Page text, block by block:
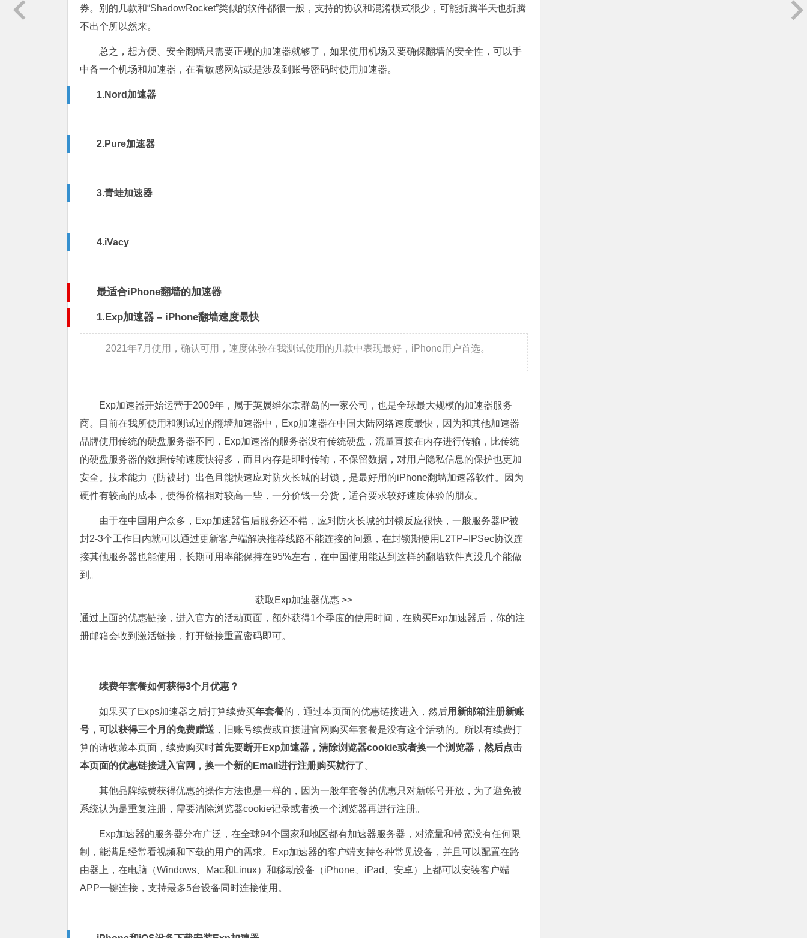
券。别的几款和“ShadowRocket”类似的软件都很一般，支持的协议和混淆模式很少，可能折腾半天也折腾
不出个所以然来。
总之，想方便、安全翻墙只需要正规的加速器就够了，如果使用机场又要确保翻墙的安全性，可以手
中备一个机场和加速器，在看敏感网站或是涉及到账号密码时使用加速器。
1.Nord加速器
2.Pure加速器
3.青蛙加速器
4.iVacy
最适合iPhone翻墙的加速器
1.Exp加速器 – iPhone翻墙速度最快
2021年7月使用，确认可用，速度体验在我测试使用的几款中表现最好，iPhone用户首选。
Exp加速器开始运营于2009年，属于英属维尔京群岛的一家公司，也是全球最大规模的加速器服务
商。目前在我所使用和测试过的翻墙加速器中，Exp加速器在中国大陆网络速度最快，因为和其他加速器
品牌使用传统的硬盘服务器不同，Exp加速器的服务器没有传统硬盘，流量直接在内存进行传输，比传统
的硬盘服务器的数据传输速度快得多，而且内存是即时传输，不保留数据，对用户隐私信息的保护也更加
安全。技术能力（防被封）出色且能快速应对防火长城的封锁，是最好用的iPhone翻墙加速器软件。因为
硬件有较高的成本，使得价格相对较高一些，一分价钱一分货，适合要求较好速度体验的朋友。
由于在中国用户众多，Exp加速器售后服务还不错，应对防火长城的封锁反应很快，一般服务器IP被
封2-3个工作日内就可以通过更新客户端解决推荐线路不能连接的问题，在封锁期使用L2TP–IPSec协议连
接其他服务器也能使用，长期可用率能保持在95%左右，在中国使用能达到这样的翻墙软件真没几个能做
到。
获取Exp加速器优惠 >>
通过上面的优惠链接，进入官方的活动页面，额外获得1个季度的使用时间，在购买Exp加速器后，你的注
册邮箱会收到激活链接，打开链接重置密码即可。
续费年套餐如何获得3个月优惠？
如果买了Exps加速器之后打算续费买年套餐的，通过本页面的优惠链接进入，然后用新邮箱注册新账
号，可以获得三个月的免费赠送 ，旧账号续费或直接进官网购买年套餐是没有这个活动的。所以有续费打
算的请收藏本页面，续费购买时首先要断开Exp加速器，清除浏览器cookie或者换一个浏览器，然后点击
本页面的优惠链接进入官网，换一个新的Email进行注册购买就行了。
其他品牌续费获得优惠的操作方法也是一样的，因为一般年套餐的优惠只对新帐号开放，为了避免被
系统认为是重复注册，需要清除浏览器cookie记录或者换一个浏览器再进行注册。
Exp加速器的服务器分布广泛，在全球94个国家和地区都有加速器服务器，对流量和带宽没有任何限
制，能满足经常看视频和下载的用户的需求。Exp加速器的客户端支持各种常见设备，并且可以配置在路
由器上，在电脑（Windows、Mac和Linux）和移动设备（iPhone、iPad、安卓）上都可以安装客户端
APP一键连接，支持最多5台设备同时连接使用。